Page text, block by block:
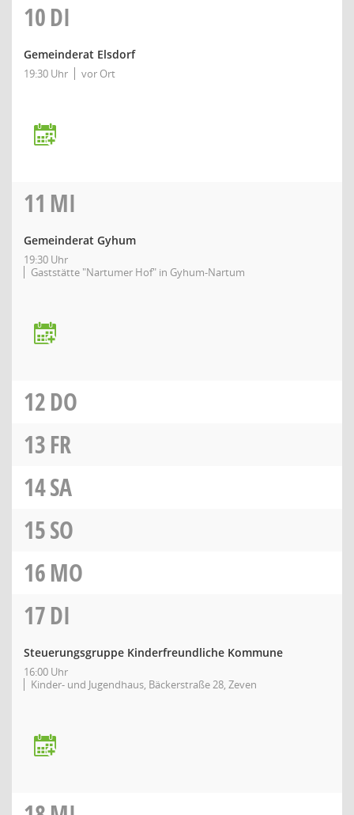
10DI
Gemeinderat Elsdorf
19:30 Uhr vor Ort
11 MI
Gemeinderat Gyhum
19:30 Uhr
Gaststätte "Nartumer Hof" in Gyhum-Nartum
12DO
13FR
14SA
15SO
16MO
17DI
Steuerungsgruppe Kinderfreundliche Kommune
16:00 Uhr
Kinder- und Jugendhaus, Bäckerstraße 28, Zeven